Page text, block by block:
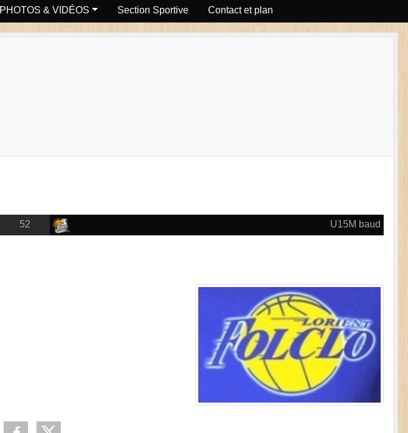
PHOTOS & VIDÉOS Section Sportive Contact et plan
52 U15M baud